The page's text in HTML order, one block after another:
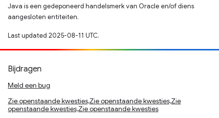
Java is een gedeponeerd handelsmerk van Oracle en/of diens
aangesloten entiteiten.
Last updated 2025-08-11 UTC.
Bijdragen
Meld een bug
Zie openstaande kwesties,Zie openstaande kwesties,Zie
openstaande kwesties,Zie openstaande kwesties